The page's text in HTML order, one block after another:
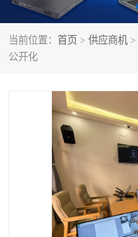
当前位置： 首页 > 供应商机 >
公开化
远程提讯